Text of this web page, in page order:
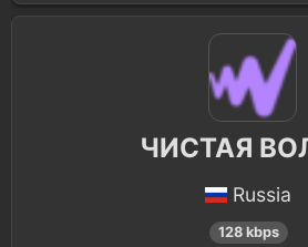
ЧИСТАЯ
Russia
128 kbps